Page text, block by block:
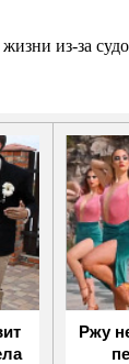
из-за
Ржу